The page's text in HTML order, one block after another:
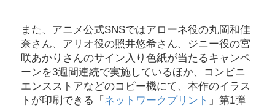
また、アニメ公式SNSではアローネ役の丸岡和佳
奈さん、アリオ役の照井悠希さん、ジニー役の宮
咲あかりさんのサイン入り色紙が当たるキャンペ
ーンを3週間連続で実施しているほか、コンビニ
エンスストアなどのコピー機にて、本作のイラス
トが印刷できる「 ネットワークプリント 」第1弾